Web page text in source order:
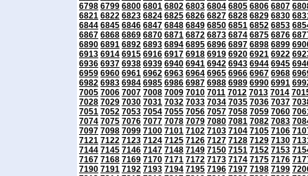
6798 6799 6800 6801 6802 6803 6804 6805 6806 6807
6821 6822 6823 6824 6825 6826 6827 6828 6829 6830
6844 6845 6846 6847 6848 6849 6850 6851 6852 6853
6867 6868 6869 6870 6871 6872 6873 6874 6875 6876
6890 6891 6892 6893 6894 6895 6896 6897 6898 6899
6913 6914 6915 6916 6917 6918 6919 6920 6921 6922
6936 6937 6938 6939 6940 6941 6942 6943 6944 6945
6959 6960 6961 6962 6963 6964 6965 6966 6967 6968
6982 6983 6984 6985 6986 6987 6988 6989 6990 6991
7005 7006 7007 7008 7009 7010 7011 7012 7013 7014
7028 7029 7030 7031 7032 7033 7034 7035 7036 7037
7051 7052 7053 7054 7055 7056 7057 7058 7059 7060
7074 7075 7076 7077 7078 7079 7080 7081 7082 7083
7097 7098 7099 7100 7101 7102 7103 7104 7105 7106
7121 7122 7123 7124 7125 7126 7127 7128 7129 7130
7144 7145 7146 7147 7148 7149 7150 7151 7152 7153
7167 7168 7169 7170 7171 7172 7173 7174 7175 7176
7190 7191 7192 7193 7194 7195 7196 7197 7198 7199